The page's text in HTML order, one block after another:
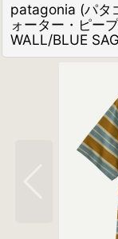
patagonia (パタ
ォーター・ピー
WALL/BLUE